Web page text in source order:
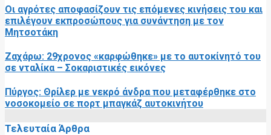
Οι αγρότες αποφασίζουν τις επόμενες κινήσεις του και
επιλέγουν εκπροσώπους για συνάντηση με τον
Μητσοτάκη
Ζαχάρω: 29χρονος «καρφώθηκε» με το αυτοκίνητό του
σε νταλίκα – Σοκαριστικές εικόνες
Πύργος: Θρίλερ με νεκρό άνδρα που μεταφέρθηκε στο
νοσοκομείο σε πορτ μπαγκάζ αυτοκινήτου
Τελευταία Άρθρα